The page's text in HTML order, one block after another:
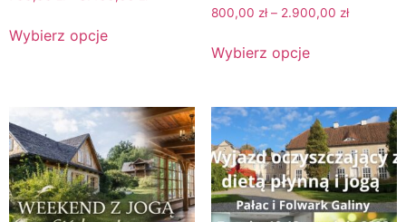
Wybierz opcje
800,00 zł – 2.900,00 zł
Wybierz opcje